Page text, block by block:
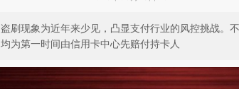
刷现象为近年来少见，凸显支付行业的风控挑战。
为第一时间由信用卡中心先赔付持卡人